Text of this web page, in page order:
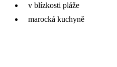
v blízkosti pláže
marocká kuchyně